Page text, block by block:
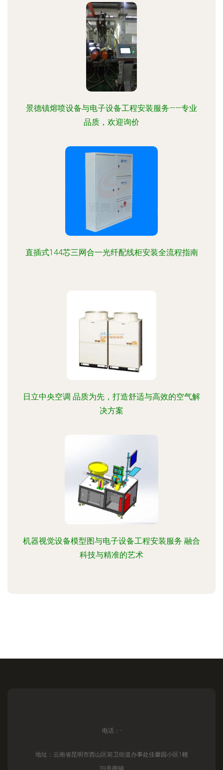
景德镇熔喷设备与电子设备工程安装服务——专业
品质，欢迎询价
直插式144芯三网合一光纤配线柜安装全流程指南
日立中央空调 品质为先，打造舒适与高效的空气解
决方案
机器视觉设备模型图与电子设备工程安装服务 融合
科技与精准的艺术
电话：-
地址：云南省昆明市西山区前卫街道办事处佳馨园小区1幢
39号商铺